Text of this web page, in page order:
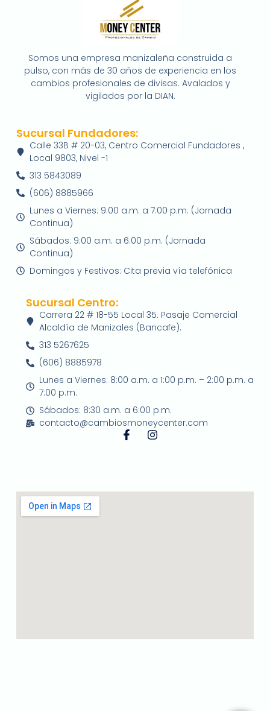
Somos una empresa manizaleña construida a
pulso, con más de 30 años de experiencia en los
cambios profesionales de divisas. Avalados y
vigilados por la DIAN.
Sucursal Fundadores:
Calle 33B # 20-03, Centro Comercial Fundadores ,
Local 9803, Nivel -1
313 5843089
(606) 8885966
Lunes a Viernes: 9:00 a.m. a 7:00 p.m. (Jornada
Continua)
Sábados: 9:00 a.m. a 6:00 p.m. (Jornada
Continua)
Domingos y Festivos: Cita previa vía telefónica
Sucursal Centro:
Carrera 22 # 18-55 Local 35. Pasaje Comercial
Alcaldía de Manizales (Bancafe).
313 5267625
(606) 8885978
Lunes a Viernes: 8:00 a.m. a 1:00 p.m. – 2:00 p.m. a
7:00 p.m.
Sábados: 8:30 a.m. a 6:00 p.m.
contacto@cambiosmoneycenter.com